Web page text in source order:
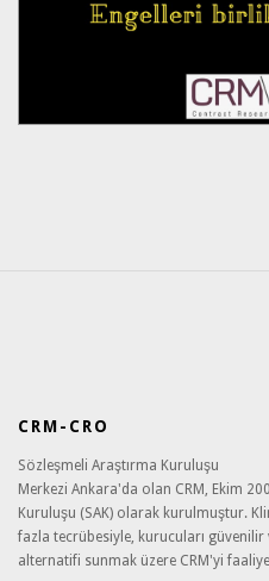
CRM-CRO
Sözleşmeli Araştırma Kuruluşu
Merkezi Ankara'da olan CRM, Ekim
Kuruluşu (SAK) olarak kurulmuştur.
fazla tecrübesiyle, kurucuları
alternatifi sunmak üzere CRM'yi